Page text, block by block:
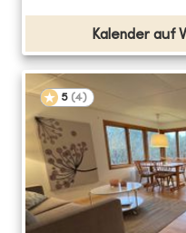
Kalender auf
5 (4)